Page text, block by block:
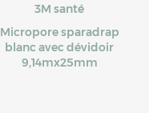
3M santé
Micropore sparadrap
blanc avec dévidoir
9,14mx25mm